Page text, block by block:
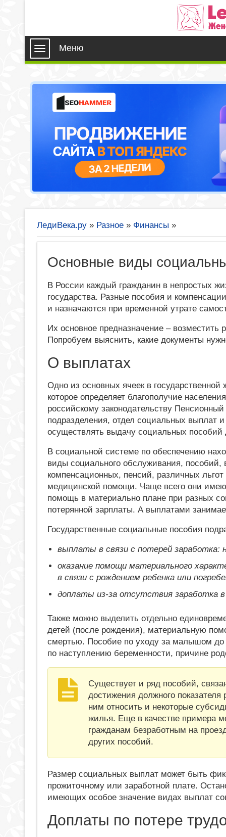
Меню
ЛедиВека.ру » Разное » Финансы »
Основные виды
В России каждый гражданин в непростых
государства. Разные пособия и
и назначаются при временной утрате
Их основное предназначение – возместить
Попробуем выяснить, какие документы
О выплатах
Одно из основных ячеек в
которое определяет благополучие
российскому законодательству
подразделения, отдел социальных
осуществлять выдачу социальных пособий
В социальной системе по обеспечению
виды социального обслуживания, пособий,
компенсационных, пенсий, различных льгот
медицинской помощи. Чаще всего они
помощь в материально плане при разных
потерянной зарплаты. А выплатами
Государственные социальные пособия
выплаты в связи с потерей заработка:
оказание помощи материального
в связи с рождением ребенка или
доплаты из-за отсутствия заработка в
Также можно выделить отдельно
детей (после рождения), материальную
смертью. Пособие по уходу за малышом до
по наступлению беременности, причине
Существует и ряд пособий,
достижения должного
ним относить и некоторые
жилья. Еще в качестве примера
гражданам безработным на
других пособий.
Размер социальных выплат может быть
прожиточному или заработной плате.
имеющих особое значение видах выплат
Доплаты по потере